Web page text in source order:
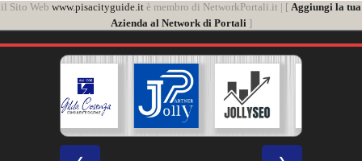
il Sito Web www.pisacityguide.it è membro di NetworkPortali.it | [ Aggiungi la tua
Azienda al Network di Portali]